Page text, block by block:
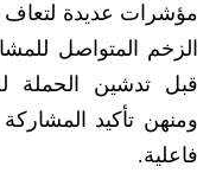
مؤشرات عديدة لتعاف
الزخم المتواصل
قبل تدشين الحملة
ومنهن تأكيد
فاعلية.